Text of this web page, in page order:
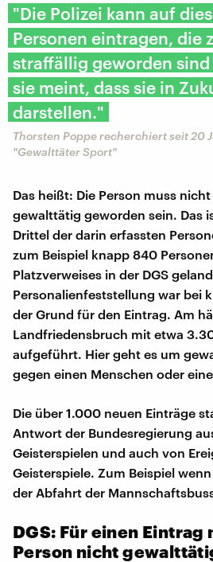
"Die Polizei kann auf
Personen eintragen, die
straffällig geworden
sie meint, dass sie in
darstellen."
Thorsten Poppe recherchiert seit 20
"Gewalttäter Sport"
Das heißt: Die Person muss
gewalttätig geworden sein. Das
Drittel der darin erfassten
zum Beispiel knapp 840
Platzverweises in der DGS
Personalienfeststellung war bei
der Grund für den Eintrag. Am
Landfriedensbruch mit etwa
aufgeführt. Hier geht es um
gegen einen Menschen oder
Die über 1.000 neuen Einträge
Antwort der Bundesregierung
Geisterspielen und auch von
Geisterspiele. Zum Beispiel
der Abfahrt der
DGS: Für einen Eintrag
Person nicht